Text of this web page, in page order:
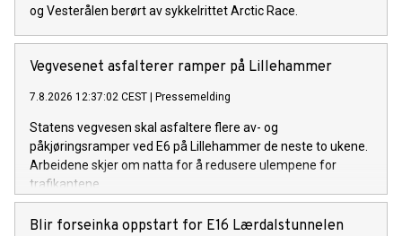
og Vesterålen berørt av sykkelrittet Arctic Race.
Vegvesenet asfalterer ramper på Lillehammer
7.8.2026 12:37:02 CEST | Pressemelding
Statens vegvesen skal asfaltere flere av- og
påkjøringsramper ved E6 på Lillehammer de neste to ukene.
Arbeidene skjer om natta for å redusere ulempene for
trafikantene.
Blir forseinka oppstart for E16 Lærdalstunnelen